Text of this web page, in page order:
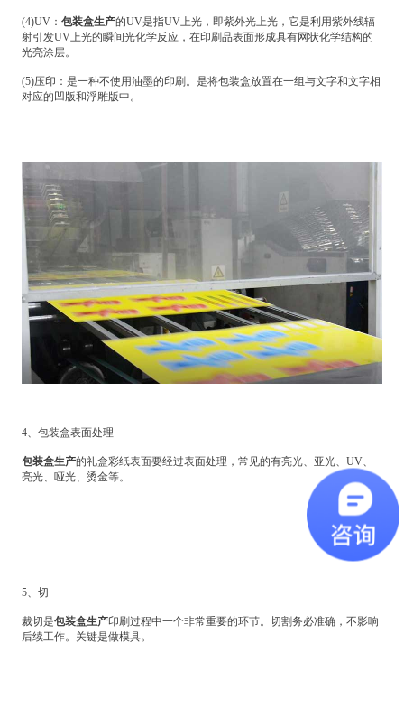
(4)UV： 包装盒生产的UV是指UV上光，即紫外光上光，它是利用紫外线辐
射引发UV上光的瞬间光化学反应，在印刷品表面形成具有网状化学结构的
光亮涂层。
(5)压印：是一种不使用油墨的印刷。是将包装盒放置在一组与文字和文字相
对应的凹版和浮雕版中。
4、包装盒表面处理
包装盒生产的礼盒彩纸表面要经过表面处理，常见的有亮光、亚光、UV、
亮光、哑光、烫金等。
5、切
裁切是包装盒生产印刷过程中一个非常重要的环节。切割务必准确，不影响
后续工作。关键是做模具。